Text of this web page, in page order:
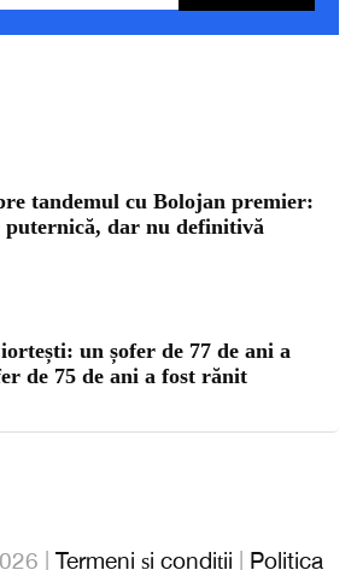
tandemul cu Bolojan premier:
puternică, dar nu definitivă
un șofer de 77 de ani a
de 75 de ani a fost rănit
| Termeni și condiții Politica